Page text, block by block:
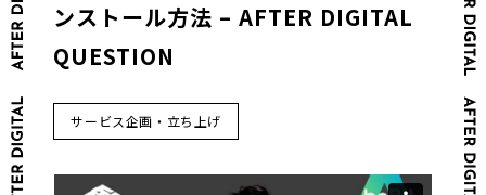
ンストール方法 – AFTER DIGITAL
QUESTION
サービス企画・立ち上げ